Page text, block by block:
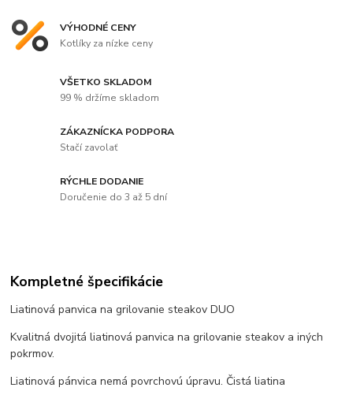
VÝHODNÉ CENY
Kotlíky za nízke ceny
VŠETKO SKLADOM
99 % držíme skladom
ZÁKAZNÍCKA PODPORA
Stačí zavolať
RÝCHLE DODANIE
Doručenie do 3 až 5 dní
Kompletné špecifikácie
Liatinová panvica na grilovanie steakov DUO
Kvalitná dvojitá liatinová panvica na grilovanie steakov a iných
pokrmov.
Liatinová pánvica nemá povrchovú úpravu. Čistá liatina